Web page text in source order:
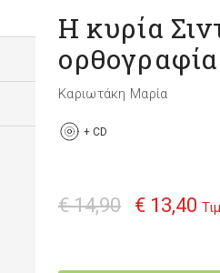
Η κυρία
ορθογραφία
Καριωτάκη Μαρία
+ CD
€ 14,90 € 13,40